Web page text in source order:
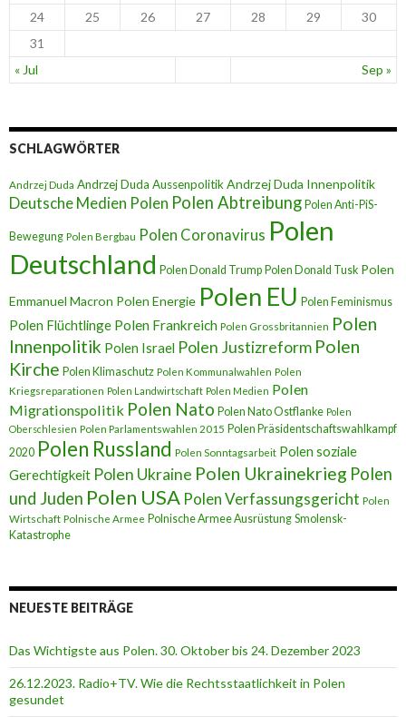
« Jul Sep »
24
25 26 27 28 29
30
31
SCHLAGWÖRTER
Andrzej Duda Andrzej Duda AussenpolitikAndrzej Duda Innenpolitik
Deutsche Medien Polen Polen Abtreibung Polen Anti-PiS-
Bewegung Polen Bergbau Polen Coronavirus Polen
Deutschland Polen Donald Trump Polen Donald Tusk Polen
Emmanuel Macron Polen Energie Polen EU Polen Feminismus
Polen Flüchtlinge Polen Frankreich Polen Grossbritannien Polen
Innenpolitik Polen Israel Polen Justizreform Polen
Kirche Polen Klimaschutz Polen Kommunalwahlen Polen
Kriegsreparationen Polen Landwirtschaft Polen Medien Polen
Migrationspolitik Polen Nato Polen Nato Ostflanke Polen
Oberschlesien Polen Parlamentswahlen 2015 Polen Präsidentschaftswahlkampf
2020 Polen Russland Polen Sonntagsarbeit Polen soziale
Gerechtigkeit Polen Ukraine Polen Ukrainekrieg Polen
und Juden Polen USA Polen Verfassungsgericht Polen
Wirtschaft Polnische Armee Polnische Armee Ausrüstung Smolensk-
Katastrophe
NEUESTE BEITRÄGE
Das Wichtigste aus Polen. 30. Oktober bis 24. Dezember 2023
26.12.2023. Radio+TV. Wie die Rechtsstaatlichkeit in Polen
gesundet